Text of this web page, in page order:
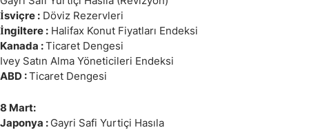
İsviçre : Döviz Rezervleri
İngiltere : Halifax Konut Fiyatları Endeksi
Kanada :Ticaret Dengesi
Ivey Satın Alma Yöneticileri Endeksi
ABD :Ticaret Dengesi
8 Mart:
Japonya : Gayri Safi Yurtiçi Hasıla